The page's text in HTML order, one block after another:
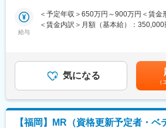
■企業の特徴
「CareNet.com」を運営する親会社の
ら、最新の医療情報に触れられる環境
ーズの活気あふれる環境で、キャリア
職場です。
また、グループ間でのキャリア開発も
へのキャリア形成も進めていることも
いただきます。
・担当エリアの訪問医療施設のターゲ
・医療従事者向けの説明会の企画・実
ーション推進のための研究会・勉強会
画・運営 等
※勤務地については、選考内で希望を伺
＼IQVIAでMRとして働く魅力／
給与
＜予定年収＞650万円～900万円＜賃金
＜賃金内訳＞月額（基本給）：
手当支給する。【補足】プロジェクト
日当（1日1,500円／外勤3.5時間以上）
月・3月）※平均実績6ヶ月分■インセン
金はあくまでも目安の金額であり、選
があります。月給(月額)は固定手当を含
気になる
【福岡】MR（資格更新予定者・